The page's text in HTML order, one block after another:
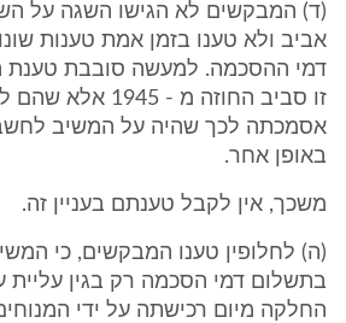
(ד) המבקשים לא הגישו השגה על
אביב ולא טענו בזמן אמת טענות
דמי ההסכמה. למעשה סובבת טענת
זו סביב החוזה מ -
אסמכתה לכך שהיה על המשיב
באופן אחר.
משכך, אין לקבל טענתם בעניין זה.
(ה) לחלופין טענו המבקשים, כי
בתשלום דמי הסכמה רק בגין